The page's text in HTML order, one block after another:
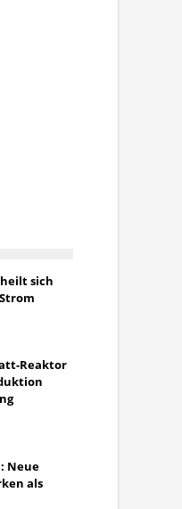
sich
Reaktor
Neue
als